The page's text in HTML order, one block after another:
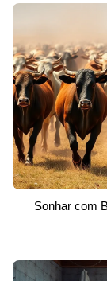
Sonhar com